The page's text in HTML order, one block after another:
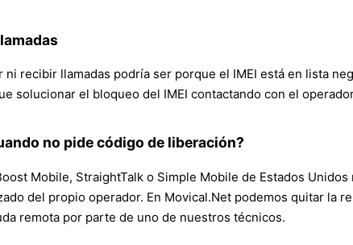
recibir llamadas podría ser porque el IMEI está en lista
solucionar el bloqueo del IMEI contactando con el
no pide código de liberación?
Mobile, StraightTalk o Simple Mobile de Estados
del propio operador. En Movical.Net podemos quitar la
remota por parte de uno de nuestros técnicos.